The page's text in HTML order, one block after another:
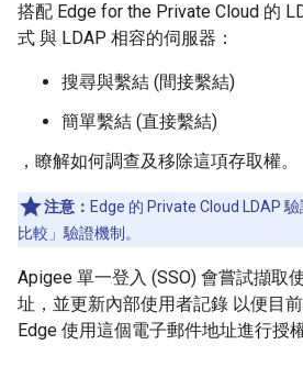
搭配 Edge for the Private Cloud 的
式 與 LDAP 相容的伺服器：
搜尋與繫結 (間接繫結)
簡單繫結 (直接繫結)
，瞭解如何調查及移除這項存取權。
注意： Edge 的 Private Cloud LDAP
比較」驗證機制。
Apigee 單一登入 (SSO) 會嘗試擷取
址，並更新內部使用者記錄 以便目
Edge 使用這個電子郵件地址進行授